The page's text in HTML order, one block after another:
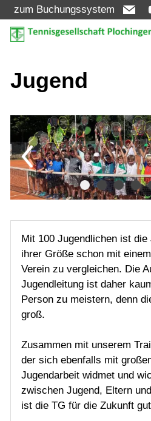
zum Buchungssystem
Aktuelles
Turniere
Verein
Mannschaften
Jugend
Schnuppern / Mitglied
Jugendmannschaften
Tenniscamp
Training
Gaststätte
Jugend
Mit 100 Jugendlichen ist
ihrer Größe schon mit
Verein zu vergleichen. Die
Jugendleitung ist daher
Person zu meistern, denn
groß.
Zusammen mit unserem
der sich ebenfalls mit
Jugendarbeit widmet und
zwischen Jugend, Eltern
ist die TG für die Zukunft